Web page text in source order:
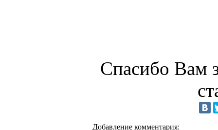
Спасибо Вам
Добавление комментария: